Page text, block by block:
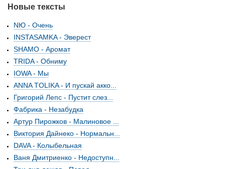
Новые тексты
NЮ - Очень
INSTASAMKA - Эверест
SHAMO - Аромат
TRIDA - Обниму
IOWA - Мы
ANNA TOLIKA - И пускай акко...
Григорий Лепс - Пустит слез...
Фабрика - Незабудка
Артур Пирожков - Малиновое ...
Виктория Дайнеко - Нормальн...
DAVA - Колыбельная
Ваня Дмитриенко - Недоступн...